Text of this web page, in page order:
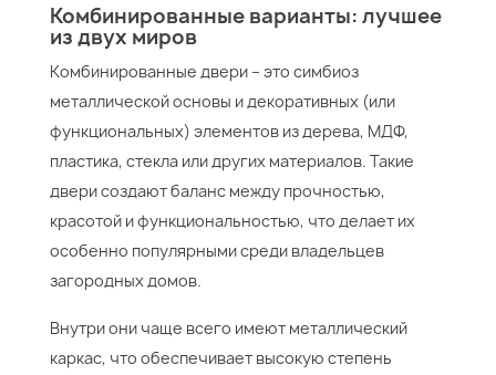
Комбинированные варианты: лучшее
из двух миров
Комбинированные двери – это симбиоз
металлической основы и декоративных (или
функциональных) элементов из дерева, МДФ,
пластика, стекла или других материалов. Такие
двери создают баланс между прочностью,
красотой и функциональностью, что делает их
особенно популярными среди владельцев
загородных домов.
Внутри они чаще всего имеют металлический
каркас, что обеспечивает высокую степень